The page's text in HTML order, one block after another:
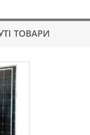
ТОВАРИ